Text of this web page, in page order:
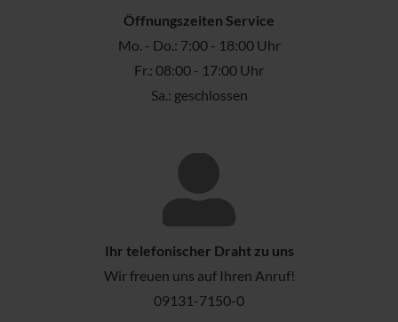
Öffnungszeiten Service
Mo. - Do.: 7:00 - 18:00 Uhr
Fr.: 08:00 - 17:00 Uhr
Sa.: geschlossen
Ihr telefonischer Draht zu uns
Wir freuen uns auf Ihren Anruf!
09131-7150-0